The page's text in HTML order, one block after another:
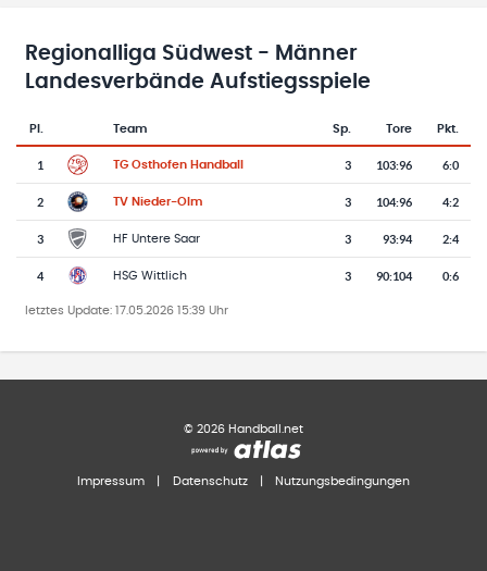
Regionalliga Südwest - Männer
Landesverbände Aufstiegsspiele
Tabelle mit Vereinsplatzierungen, Spielen, Toren und Punkten
Pl.
Team-Logo
Team Sp. Tore Pkt.
1 TG Osthofen Handball 3 103:96 6:0
2 TV Nieder-Olm 3 104:96 4:2
3 HF Untere Saar 3 93:94 2:4
4 HSG Wittlich 3 90:104 0:6
letztes Update: 17.05.2026 15:39 Uhr
© 2026 Handball.net
Impressum Datenschutz Nutzungsbedingungen